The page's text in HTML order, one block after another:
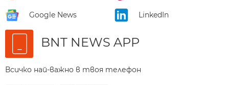
Google News LinkedIn
BNT NEWS APP
Всичко най-важно в твоя телефон